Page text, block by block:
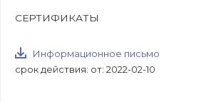
СЕРТИФИКАТЫ
Информационное письмо
срок действия: от: 2022-02-10